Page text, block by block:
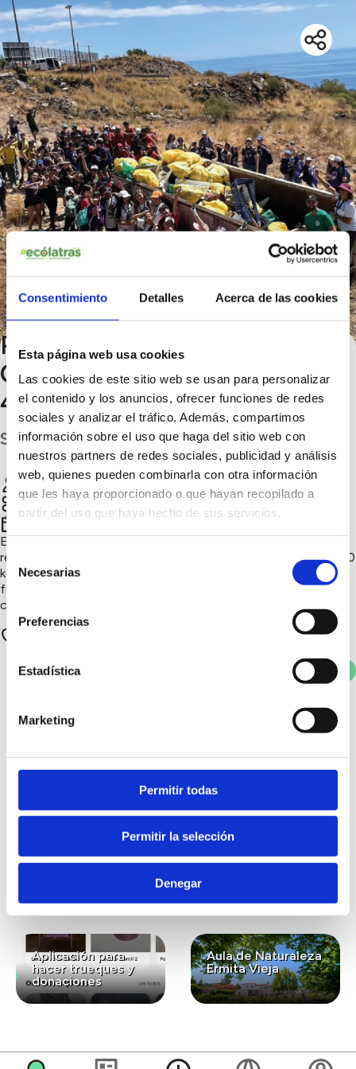
Consentimiento Detalles Acerca de las cookies
Esta página web usa cookies
Las cookies de este sitio web se usan para personalizar
el contenido y los anuncios, ofrecer funciones de redes
sociales y analizar el tráfico. Además, compartimos
información sobre el uso que haga del sitio web con
nuestros partners de redes sociales, publicidad y análisis
web, quienes pueden combinarla con otra información
que les haya proporcionado o que hayan recopilado a
partir del uso que haya hecho de sus servicios.
Selección
de
consentimiento
Necesarias
Preferencias
Estadística
Marketing
Permitir todas
Permitir la selección
Denegar
Proyecto Operación Basura
Cero - Grupo Scout Anambro
446
S.C. Tenerife
Grupo Scout Anambro Chatear
4º trimestre 2025
Votar
El Grupo Scout Anambro 446 realiza una campaña de
recogida y separación de residuos, logrando reciclar más de 50
kg de basura. La iniciativa reduce el impacto ambiental,
fomenta la responsabilidad ecológica y fortalece el
compromiso comunitario del grupo.
También te puede
interesar...
para el bienestar y
ecológica de
Aplicación para
hacer trueques y
donaciones
Aula de Naturaleza
Ermita Vieja